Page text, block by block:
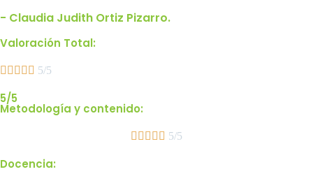
- Claudia Judith Ortiz Pizarro.
Valoración Total:
     5/5
5/5
Metodología y contenido:
     5/5
Docencia: